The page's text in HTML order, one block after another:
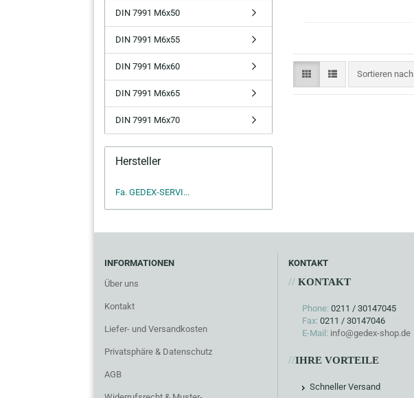
Sortieren nach
Sortieren nach
DIN 7991 M6x50
DIN 7991 M6x55
DIN 7991 M6x60
DIN 7991 M6x65
DIN 7991 M6x70
Hersteller
Fa. GEDEX-SERVI...
INFORMATIONEN
Über uns
Kontakt
Liefer- und Versandkosten
Privatsphäre & Datenschutz
AGB
KONTAKT
//KONTAKT
Phone: 0211 / 30147045
Fax: 0211 / 30147046
E-Mail: info@gedex-shop.de
//IHRE VORTEILE
Schneller Versand